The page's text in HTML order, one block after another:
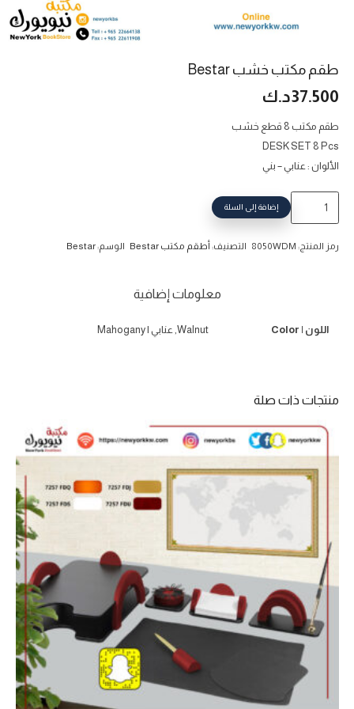
طقم مكتب خشب Bestar
37.500د.ك
طقم مكتب 8 قطع خشب
DESK SET 8 Pcs
الألوان : عنابي – بني
طقم
إضافة إلى السلة
رمز المنتج: 8050WDM التصنيف: أطقم مكتب Bestar الوسم:Bestar
معلومات إضافية
اللون | Color Walnut, عنابي | Mahogany
منتجات ذات صلة